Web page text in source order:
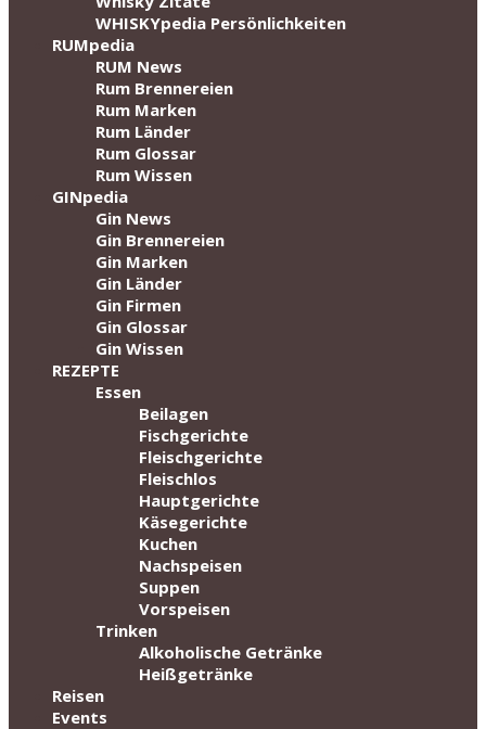
WHISKYpedia Persönlichkeiten
RUMpedia
RUM News
Rum Brennereien
Rum Marken
Rum Länder
Rum Glossar
Rum Wissen
GINpedia
Gin News
Gin Brennereien
Gin Marken
Gin Länder
Gin Firmen
Gin Glossar
Gin Wissen
REZEPTE
Essen
Beilagen
Fischgerichte
Fleischgerichte
Fleischlos
Hauptgerichte
Käsegerichte
Kuchen
Nachspeisen
Suppen
Vorspeisen
Trinken
Alkoholische Getränke
Heißgetränke
Reisen
Events